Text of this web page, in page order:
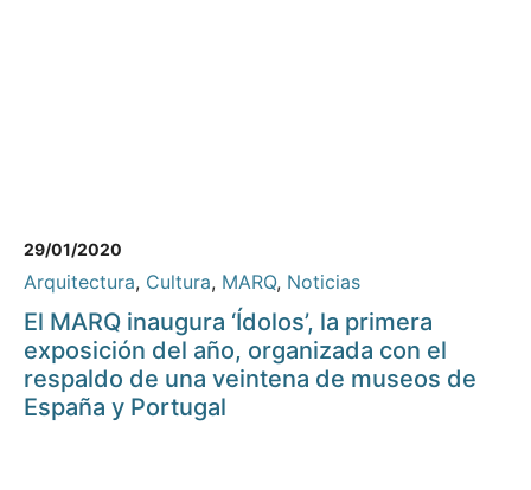
29/01/2020
Arquitectura, Cultura, MARQ, Noticias
El MARQ inaugura ‘Ídolos’, la primera
exposición del año, organizada con el
respaldo de una veintena de museos de
España y Portugal